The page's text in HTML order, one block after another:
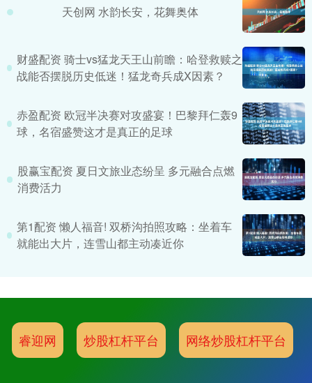
天创网 水韵长安，花舞奥体
财盛配资 骑士vs猛龙天王山前瞻：哈登救赎之
战能否摆脱历史低迷！猛龙奇兵成X因素？
赤盈配资 欧冠半决赛对攻盛宴！巴黎拜仁轰9
球，名宿盛赞这才是真正的足球
股赢宝配资 夏日文旅业态纷呈 多元融合点燃
消费活力
第1配资 懒人福音! 双桥沟拍照攻略：坐着车
就能出大片，连雪山都主动凑近你
睿迎网 炒股杠杆平台 网络炒股杠杆平台